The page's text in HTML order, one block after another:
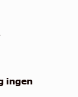
ingen